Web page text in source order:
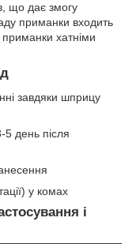
що дає змогу
приманки входить
приманки хатніми
завдяки шприцу
день після
у комах
і